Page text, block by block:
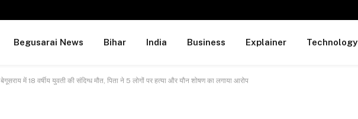
Begusarai News Bihar India Business Explainer Technology
बेगूसराय में 18 वर्षीय युवती की संदिग्ध मौत, पिता ने 5 लोगों पर हत्या और यौन शोषण का लगाया आरोप